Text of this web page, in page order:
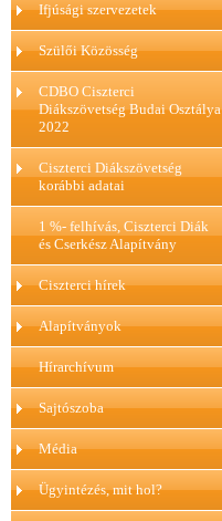
Ifjúsági szervezetek
Szülői Közösség
CDBO Ciszterci
Diákszövetség Budai Osztálya
2022
Ciszterci Diákszövetség
korábbi adatai
1 %- felhívás, Ciszterci Diák
és Cserkész Alapítvány
Ciszterci hírek
Alapítványok
Hírarchívum
Sajtószoba
Média
Ügyintézés, mit hol?